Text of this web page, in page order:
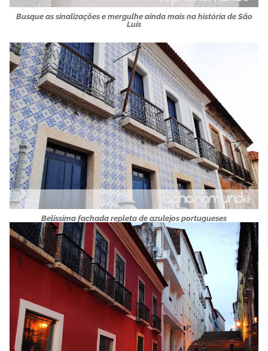
Busque as sinalizações e mergulhe ainda mais na história de São
Luís
Belíssima fachada repleta de azulejos portugueses